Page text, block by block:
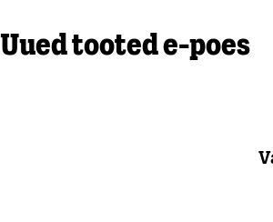
Uued tooted e-poes